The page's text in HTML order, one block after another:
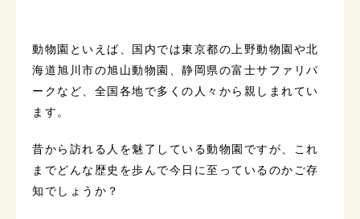
動物園といえば、国内では東京都の上野動物園や北
海道旭川市の旭山動物園、静岡県の富士サファリパ
ークなど、全国各地で多くの人々から親しまれてい
ます。
昔から訪れる人を魅了している動物園ですが、これ
までどんな歴史を歩んで今日に至っているのかご存
知でしょうか？